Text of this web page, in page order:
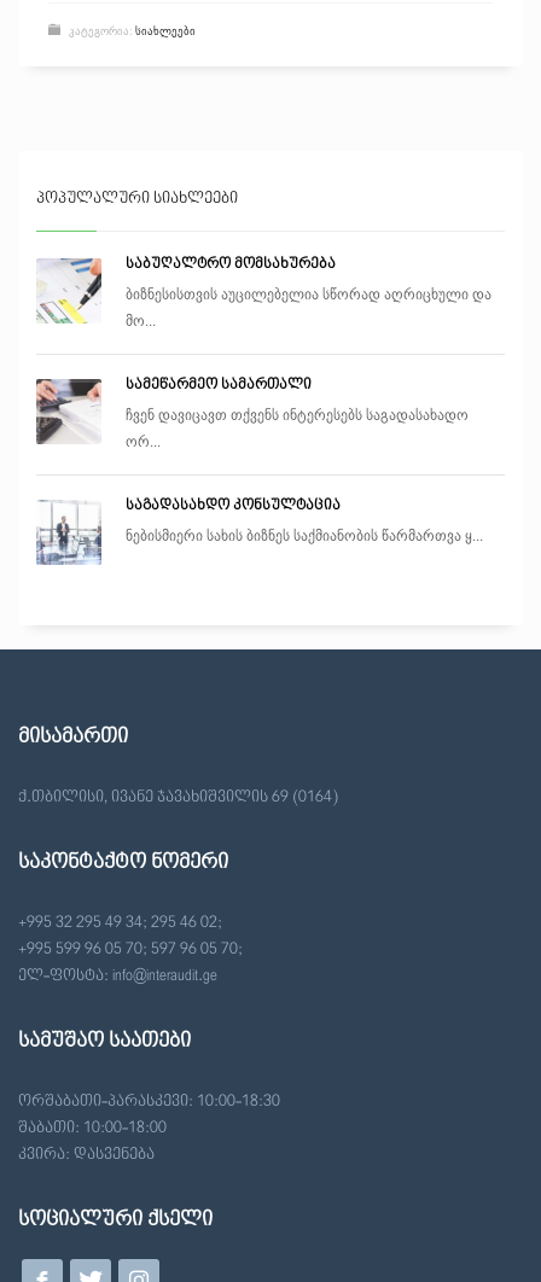
ᲙᲐᲢᲔᲒᲝᲠᲘᲐ: ᲡᲘᲐᲮᲚᲔᲔᲑᲘ
ᲞᲝᲞᲣᲚᲐᲚᲣᲠᲘ ᲡᲘᲐᲮᲚᲔᲔᲑᲘ
საბუღალტრო მომსახურება
ბიზნესისთვის აუცილებელია სწორად აღრიცხული და
მო...
სამეწარმეო სამართალი
ჩვენ დავიცავთ თქვენს ინტერესებს საგადასახადო
ორ...
საგადასახდო კონსულტაცია
ნებისმიერი სახის ბიზნეს საქმიანობის წარმართვა ყ...
მისამართი
ქ.თბილისი, ივანე ჯავახიშვილის 69 (0164)
საკონტაქტო ნომერი
+995 32 295 49 34; 295 46 02;
+995 599 96 05 70; 597 96 05 70;
ელ-ფოსტა: info@interaudit.ge
სამუშაო საათები
ორშაბათი-პარასკევი: 10:00-18:30
შაბათი: 10:00-18:00
კვირა: დასვენება
სოციალური ქსელი